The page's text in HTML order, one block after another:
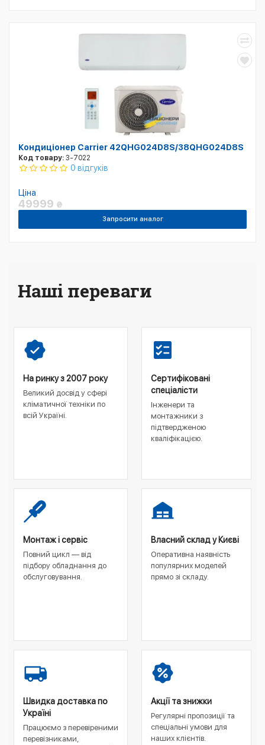
Кондиціонер Carrier 42QHG024D8S/38QHG024D8S
Код товару: 3-7022
0 відгуків
Ціна
49999 ₴
Запросити аналог
Наші переваги
На ринку з 2007 року
Великий досвід у сфері
кліматичної техніки по
всій Україні.
Сертифіковані
спеціалісти
Інженери та
монтажники з
підтвердженою
кваліфікацією.
Монтаж і сервіс
Повний цикл — від
підбору обладнання до
обслуговування.
Власний склад у Києві
Оперативна наявність
популярних моделей
прямо зі складу.
Швидка доставка по
Україні
Працюємо з перевіреними
перевізниками,
Акції та знижки
Регулярні пропозиції та
спеціальні умови для
наших клієнтів.